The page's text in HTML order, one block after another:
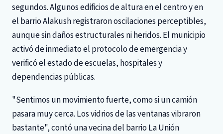
segundos. Algunos edificios de altura en el centro y en
el barrio Alakush registraron oscilaciones perceptibles,
aunque sin daños estructurales ni heridos. El municipio
activó de inmediato el protocolo de emergencia y
verificó el estado de escuelas, hospitales y
dependencias públicas.
"Sentimos un movimiento fuerte, como si un camión
pasara muy cerca. Los vidrios de las ventanas vibraron
bastante", contó una vecina del barrio La Unión